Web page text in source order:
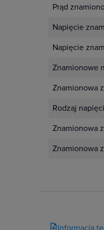
Prąd
Napięcie
Napięcie
Znamionowe
Znamionowa
Rodzaj
Znamionowa
Znamionowa
Informacja